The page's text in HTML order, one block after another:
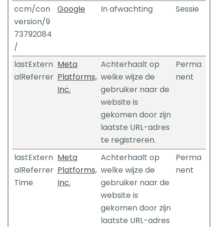
ccm/con
version/9
73792084
/
Google In afwachting Sessie
lastExtern
alReferrer
Meta
Platforms,
Inc.
Achterhaalt op
welke wijze de
gebruiker naar de
website is
gekomen door zijn
laatste URL-adres
te registreren.
Perma
nent
lastExtern
alReferrer
Time
Meta
Platforms,
Inc.
Achterhaalt op
welke wijze de
gebruiker naar de
website is
gekomen door zijn
laatste URL-adres
Perma
nent